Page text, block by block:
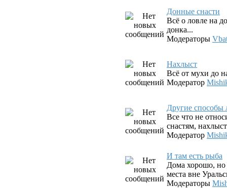
Донные снасти
Всё о ловле на
донка...
Модераторы
Нахлыст
Всё от мухи до
Модератор
Другие способы
Все что не
снастям,
Модератор
И там есть рыба
Дома хорошо, но
места вне
Модераторы